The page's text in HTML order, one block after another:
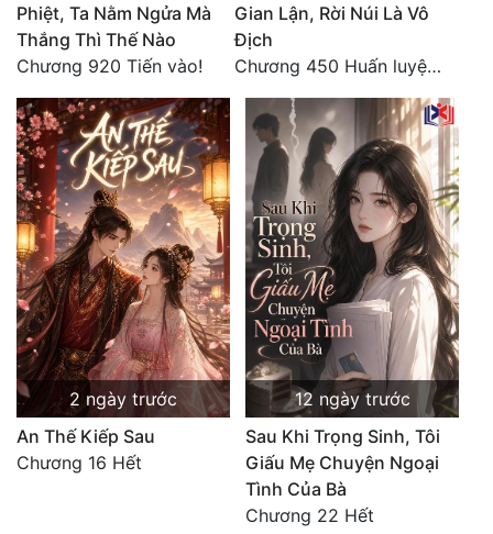
Phiệt, Ta Nằm Ngửa Mà
Thắng Thì Thế Nào
Chương 920 Tiến vào!
Gian Lận, Rời Núi Là Vô
Địch
Chương 450 Huấn luyện thực chiến, Long Linh Cơ đối chiến bốn người Cổ Nguyệt và Vũ Lân!
2 ngày trước
An Thế Kiếp Sau
Chương 16 Hết
12 ngày trước
Sau Khi Trọng Sinh, Tôi
Giấu Mẹ Chuyện Ngoại
Tình Của Bà
Chương 22 Hết